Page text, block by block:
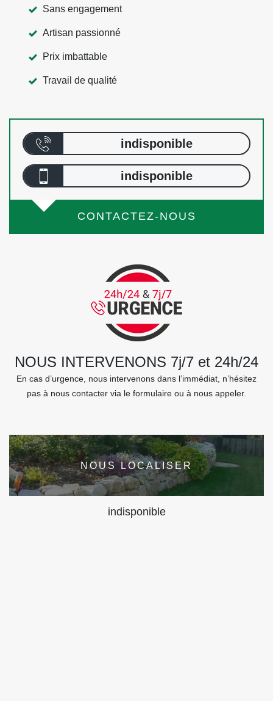
Sans engagement
Artisan passionné
Prix imbattable
Travail de qualité
indisponible
indisponible
CONTACTEZ-NOUS
NOUS INTERVENONS 7j/7 et 24h/24
En cas d’urgence, nous intervenons dans l’immédiat, n’hésitez
pas à nous contacter via le formulaire ou à nous appeler.
NOUS LOCALISER
indisponible